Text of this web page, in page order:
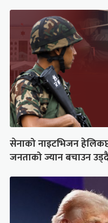
सेनाको नाइटभिजन
जनताको ज्यान बचाउन